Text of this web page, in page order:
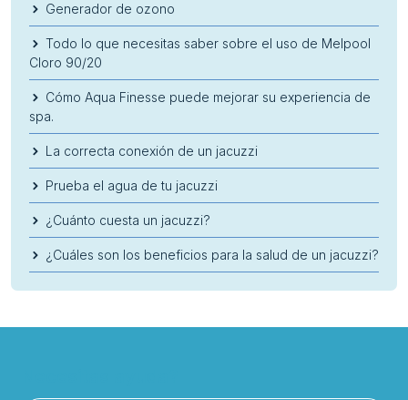
Generador de ozono
Todo lo que necesitas saber sobre el uso de Melpool
Cloro 90/20
Cómo Aqua Finesse puede mejorar su experiencia de
spa.
La correcta conexión de un jacuzzi
Prueba el agua de tu jacuzzi
¿Cuánto cuesta un jacuzzi?
¿Cuáles son los beneficios para la salud de un jacuzzi?